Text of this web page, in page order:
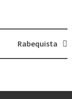
Rabequista